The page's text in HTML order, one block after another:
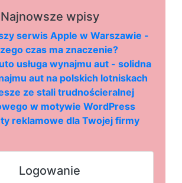
Najnowsze wpisy
serwis Apple w Warszawie -
czas ma znaczenie?
usługa wynajmu aut - solidna
aut na polskich lotniskach
ze stali trudnościeralnej
w motywie WordPress
reklamowe dla Twojej firmy
Logowanie